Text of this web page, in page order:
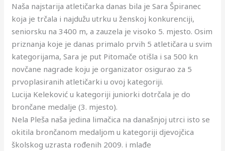
Naša najstarija atletičarka danas bila je Sara Špiranec
koja je trčala i najdužu utrku u ženskoj konkurenciji,
seniorsku na 3400 m, a zauzela je visoko 5. mjesto. Osim
priznanja koje je danas primalo prvih 5 atletičara u svim
kategorijama, Sara je put Pitomače otišla i sa 500 kn
novčane nagrade koju je organizator osigurao za 5
prvoplasiranih atletičarki u ovoj kategoriji.
Lucija Keleković u kategoriji juniorki dotrčala je do
brončane medalje (3. mjesto).
Nela Pleša naša jedina limačica na današnjoj utrci isto se
okitila brončanom medaljom u kategoriji djevojčica
školskog uzrasta rođenih 2009. i mlađe